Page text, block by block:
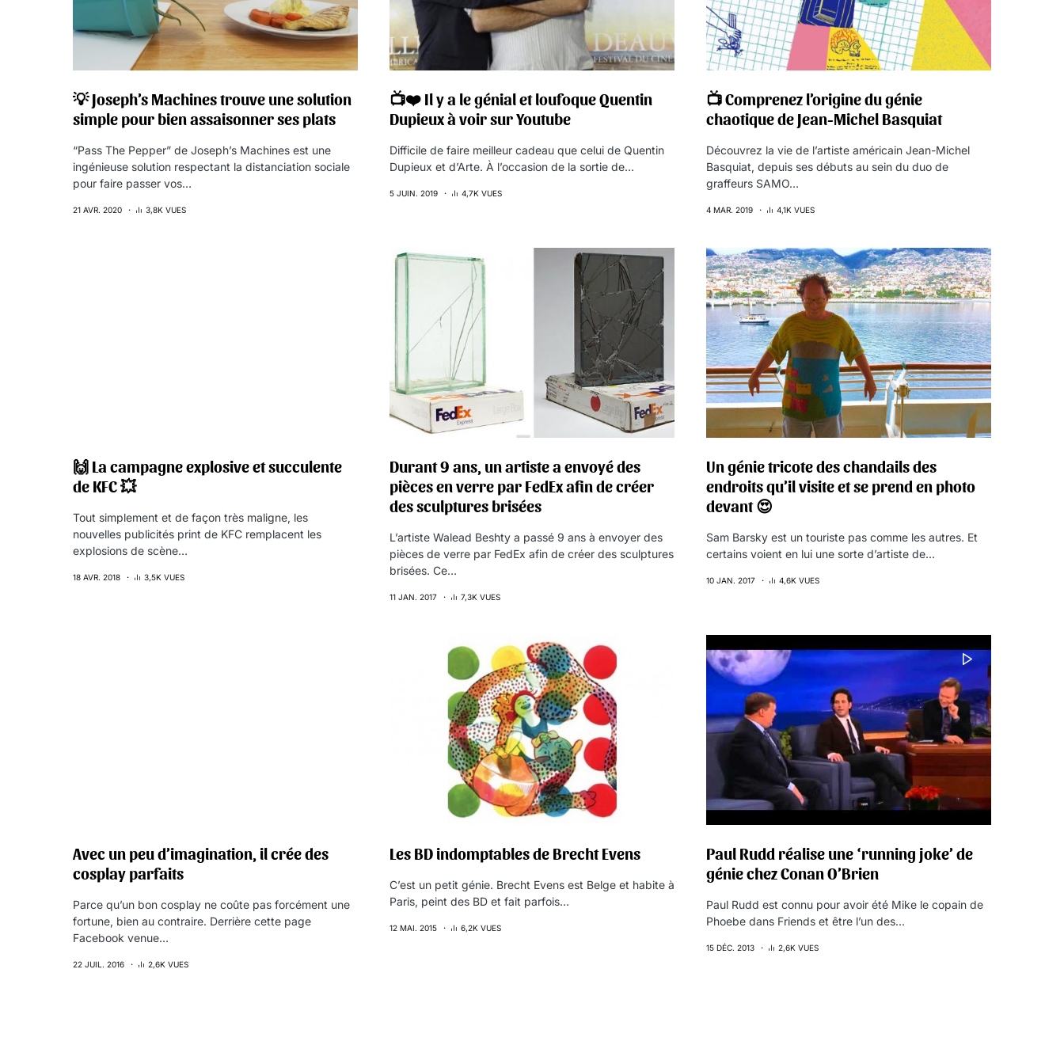
💡 Joseph’s Machines trouve une solution
simple pour bien assaisonner ses plats
“Pass The Pepper” de Joseph’s Machines est une
ingénieuse solution respectant la distanciation sociale
pour faire passer vos…
21 AVR. 2020 3,8K VUES
📺❤️ Il y a le génial et loufoque Quentin
Dupieux à voir sur Youtube
Difficile de faire meilleur cadeau que celui de Quentin
Dupieux et d’Arte. À l’occasion de la sortie de…
5 JUIN. 2019 4,7K VUES
📺 Comprenez l’origine du génie
chaotique de Jean-Michel Basquiat
Découvrez la vie de l’artiste américain Jean-Michel
Basquiat, depuis ses débuts au sein du duo de
graffeurs SAMO…
4 MAR. 2019 4,1K VUES
🙌 La campagne explosive et succulente
de KFC 💥
Tout simplement et de façon très maligne, les
nouvelles publicités print de KFC remplacent les
explosions de scène…
18 AVR. 2018 3,5K VUES
Durant 9 ans, un artiste a envoyé des
pièces en verre par FedEx afin de créer
des sculptures brisées
L’artiste Walead Beshty a passé 9 ans à envoyer des
pièces de verre par FedEx afin de créer des sculptures
brisées. Ce…
11 JAN. 2017 7,3K VUES
Un génie tricote des chandails des
endroits qu’il visite et se prend en photo
devant 😍
Sam Barsky est un touriste pas comme les autres. Et
certains voient en lui une sorte d’artiste de…
10 JAN. 2017 4,6K VUES
Avec un peu d’imagination, il crée des
cosplay parfaits
Parce qu’un bon cosplay ne coûte pas forcément une
fortune, bien au contraire. Derrière cette page
Facebook venue…
22 JUIL. 2016 2,6K VUES
Les BD indomptables de Brecht Evens
C’est un petit génie. Brecht Evens est Belge et habite à
Paris, peint des BD et fait parfois…
12 MAI. 2015 6,2K VUES
Paul Rudd réalise une ‘running joke’ de
génie chez Conan O’Brien
Paul Rudd est connu pour avoir été Mike le copain de
Phoebe dans Friends et être l’un des…
15 DÉC. 2013 2,6K VUES